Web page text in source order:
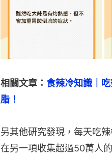
相關文章： 食辣冷知識｜
脂！
另其他研究發現，每天吃
在另一項收集超過50萬人